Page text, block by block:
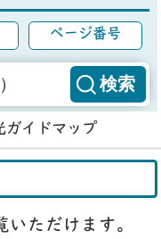
ページ番号
ガイドマップ
ただけます。